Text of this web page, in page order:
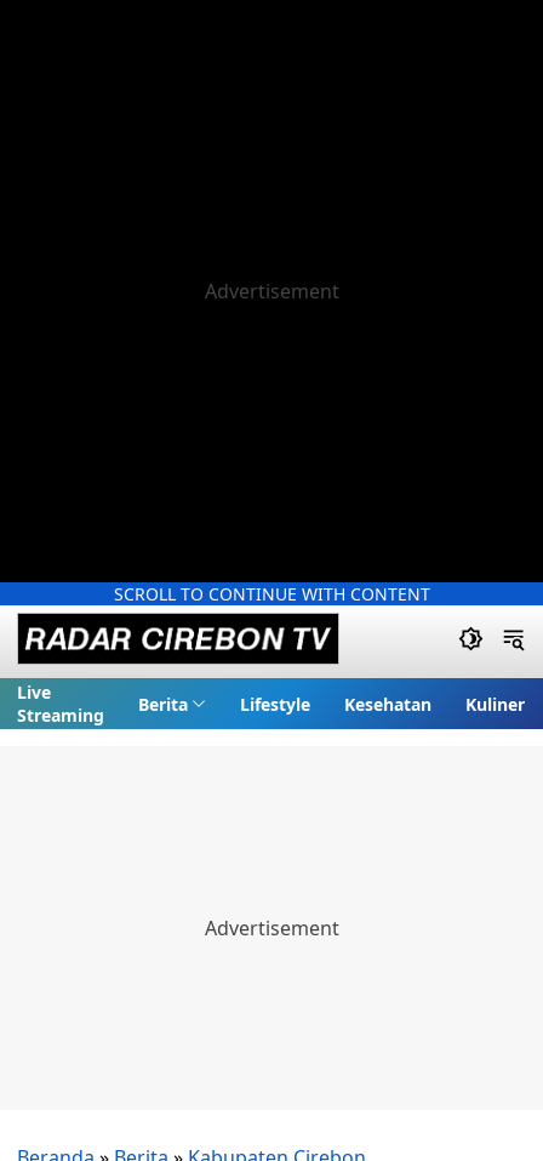
SCROLL TO CONTINUE WITH CONTENT
Live
Streaming
Berita Lifestyle Kesehatan Kuliner